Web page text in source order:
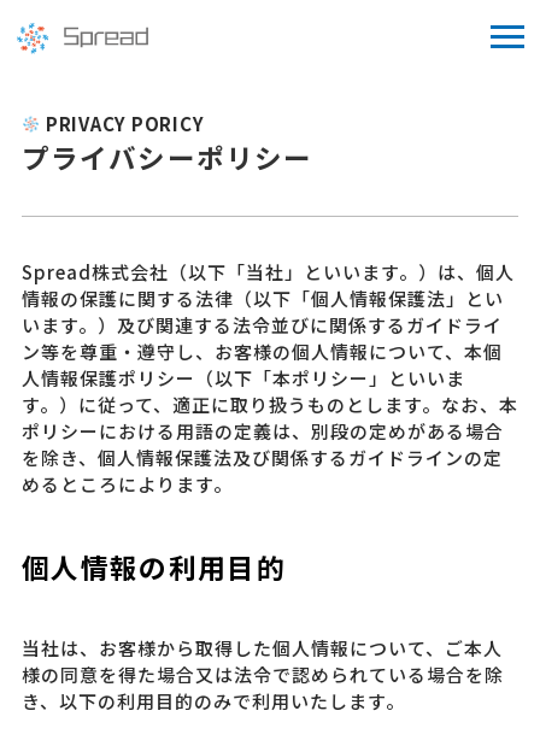
PRIVACY PORICY
プライバシーポリシー
Spread株式会社（以下「当社」といいます。）は、個人
情報の保護に関する法律（以下「個人情報保護法」とい
います。）及び関連する法令並びに関係するガイドライ
ン等を尊重・遵守し、お客様の個人情報について、本個
人情報保護ポリシー（以下「本ポリシー」といいま
す。）に従って、適正に取り扱うものとします。なお、本
ポリシーにおける用語の定義は、別段の定めがある場合
を除き、個人情報保護法及び関係するガイドラインの定
めるところによります。
個人情報の利用目的
当社は、お客様から取得した個人情報について、ご本人
様の同意を得た場合又は法令で認められている場合を除
き、以下の利用目的のみで利用いたします。